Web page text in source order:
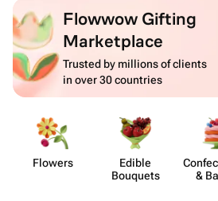
Flowwow Gifting
Marketplace
Trusted by millions of clients
in over 30 countries
Flowers
Edible
Bouquets
&